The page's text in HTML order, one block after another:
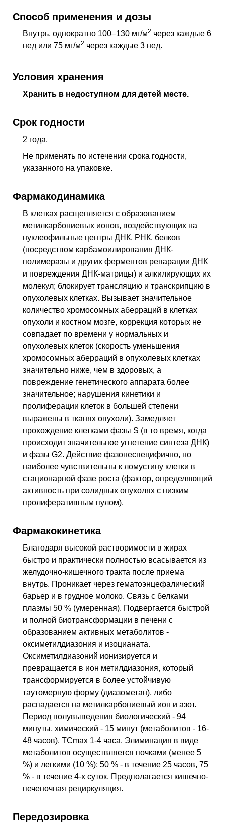
Способ применения и дозы
Внутрь, однократно 100–130 мг/м2 через каждые 6
нед или 75 мг/м2 через каждые 3 нед.
Условия хранения
Хранить в недоступном для детей месте.
Срок годности
2 года.
Не применять по истечении срока годности,
указанного на упаковке.
Фармакодинамика
В клетках расщепляется с образованием
метилкарбониевых ионов, воздействующих на
нуклеофильные центры ДНК, РНК, белков
(посредством карбамоилирования ДНК-
полимеразы и других ферментов репарации ДНК
и повреждения ДНК-матрицы) и алкилирующих их
молекул; блокирует трансляцию и транскрипцию в
опухолевых клетках. Вызывает значительное
количество хромосомных аберраций в клетках
опухоли и костном мозге, коррекция которых не
совпадает по времени у нормальных и
опухолевых клеток (скорость уменьшения
хромосомных аберраций в опухолевых клетках
значительно ниже, чем в здоровых, а
повреждение генетического аппарата более
значительное; нарушения кинетики и
пролиферации клеток в большей степени
выражены в тканях опухоли). Замедляет
прохождение клетками фазы S (в то время, когда
происходит значительное угнетение синтеза ДНК)
и фазы G2. Действие фазонеспецифично, но
наиболее чувствительны к ломустину клетки в
стационарной фазе роста (фактор, определяющий
активность при солидных опухолях с низким
пролиферативным пулом).
Фармакокинетика
Благодаря высокой растворимости в жирах
быстро и практически полностью всасывается из
желудочно-кишечного тракта после приема
внутрь. Проникает через гематоэнцефалический
барьер и в грудное молоко. Связь с белками
плазмы 50 % (умеренная). Подвергается быстрой
и полной биотрансформации в печени с
образованием активных метаболитов -
оксиметилдиазония и изоцианата.
Оксиметилдиазоний ионизируется и
превращается в ион метилдиазония, который
трансформируется в более устойчивую
таутомерную форму (диазометан), либо
распадается на метилкарбониевый ион и азот.
Период полувыведения биологический - 94
минуты, химический - 15 минут (метаболитов - 16-
48 часов). TCmax 1-4 часа. Элиминация в виде
метаболитов осуществляется почками (менее 5
%) и легкими (10 %); 50 % - в течение 25 часов, 75
% - в течение 4-х суток. Предполагается кишечно-
печеночная рециркуляция.
Передозировка